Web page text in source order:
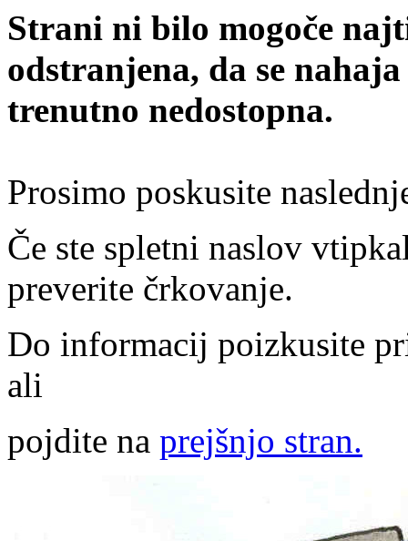
Strani ni bilo mogoče
odstranjena, da se
trenutno nedostopna.
Prosimo poskusite
Če ste spletni naslov
preverite črkovanje.
Do informacij poizkusite
ali
pojdite na prejšnjo stran.